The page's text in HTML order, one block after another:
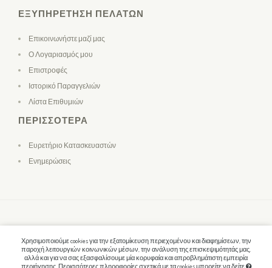
Χρησιμοποιούμε cookies για την εξατομίκευση περιεχομένου και διαφημίσεων, την
παροχή λειτουργιών κοινωνικών μέσων, την ανάλυση της επισκεψιμότητάς μας,
αλλά και για να σας εξασφαλίσουμε μία κορυφαία και απροβλημάτιστη εμπειρία
περιήγησης. Περισσότερες πληροφορίες σχετικά με τα cookies μπορείτε να δείτε
ΕΞΥΠΗΡΈΤΗΣΗ ΠΕΛΑΤΏΝ
Επικοινωνήστε μαζί μας
Ο Λογαριασμός μου
Επιστροφές
Ιστορικό Παραγγελιών
Λίστα Επιθυμιών
ΠΕΡΙΣΣΌΤΕΡΑ
Ευρετήριο Κατασκευαστών
Ενημερώσεις